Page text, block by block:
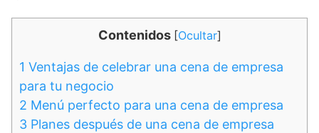
Contenidos [Ocultar]
1 Ventajas de celebrar una cena de empresa
para tu negocio
2 Menú perfecto para una cena de empresa
3 Planes después de una cena de empresa